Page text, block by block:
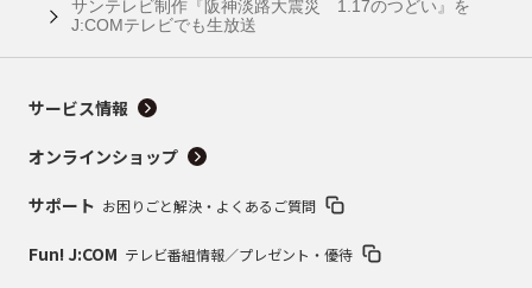
サンテレビ制作『阪神淡路大震災 1.17のつどい』を
J:COMテレビでも生放送
サービス情報
オンラインショップ
サポート お困りごと解決・よくあるご質問
Fun! J:COM テレビ番組情報／プレゼント・優待